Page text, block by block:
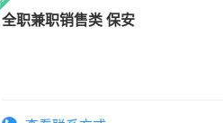
全职兼职销售类 保安